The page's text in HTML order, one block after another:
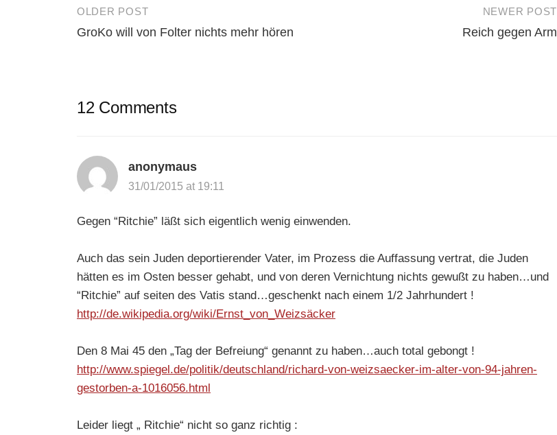
Post
OLDER POST
GroKo will von Folter nichts mehr hören
NEWER POST
Reich gegen Arm
12 Comments
anonymaus
31/01/2015 at 19:11
Gegen “Ritchie” läßt sich eigentlich wenig einwenden.
Auch das sein Juden deportierender Vater, im Prozess die Auffassung vertrat, die Juden
hätten es im Osten besser gehabt, und von deren Vernichtung nichts gewußt zu haben…und
“Ritchie” auf seiten des Vatis stand…geschenkt nach einem 1/2 Jahrhundert !
http://de.wikipedia.org/wiki/Ernst_von_Weizsäcker
Den 8 Mai 45 den „Tag der Befreiung“ genannt zu haben…auch total gebongt !
http://www.spiegel.de/politik/deutschland/richard-von-weizsaecker-im-alter-von-94-jahren-
gestorben-a-1016056.html
Leider liegt „ Ritchie“ nicht so ganz richtig :